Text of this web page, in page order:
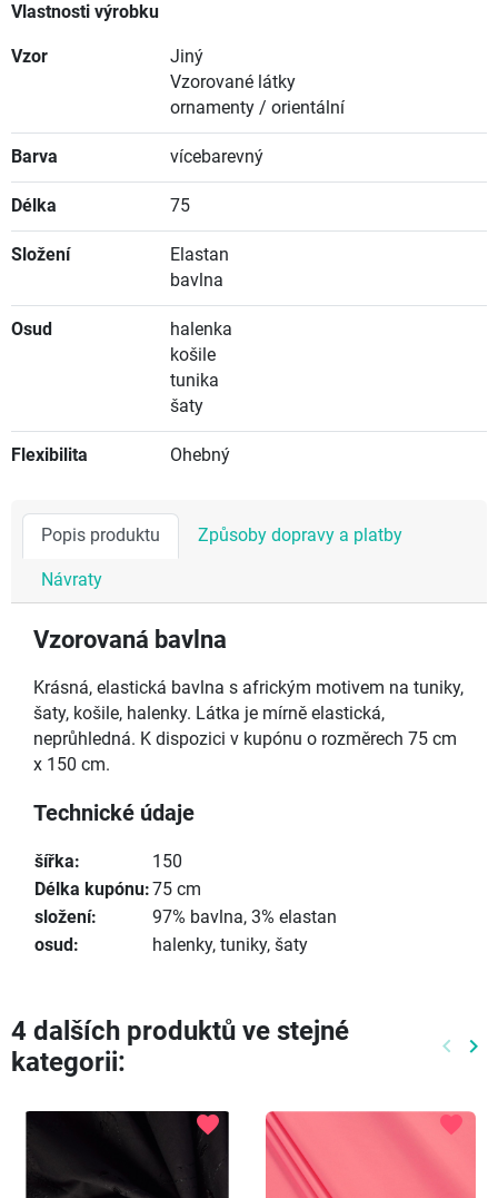
Vlastnosti výrobku
Vzor
Jiný
Vzorované látky
ornamenty / orientální
Barva vícebarevný
Délka 75
Složení
Elastan
bavlna
Osud
halenka
košile
tunika
šaty
Flexibilita Ohebný
Popis produktu Způsoby dopravy a platby
Návraty
Vzorovaná bavlna
Krásná, elastická bavlna s africkým motivem na tuniky,
šaty, košile, halenky. Látka je mírně elastická,
neprůhledná. K dispozici v kupónu o rozměrech 75 cm
x 150 cm.
Technické údaje
šířka:
150
Délka kupónu:75 cm
složení:
97% bavlna, 3% elastan
osud:
halenky, tuniky, šaty
4 dalších produktů ve stejné
kategorii:
keyboard_arrow_left keyboard_arrow_right
favorite favorite